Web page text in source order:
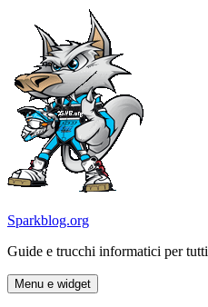
contenuto
Sparkblog.org
Guide e trucchi informatici per tutti
Menu e widget